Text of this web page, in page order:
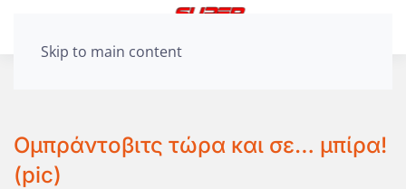
Skip to main content
Ομπράντοβιτς τώρα και σε… μπίρα!
(pic)